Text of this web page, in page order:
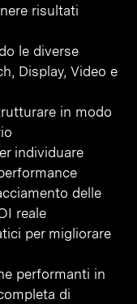
risultati
le diverse
Display, Video e
in modo
individuare
delle
reale
per migliorare
performanti in
di